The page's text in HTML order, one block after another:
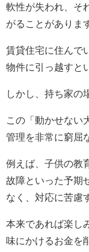
軟性が失われ、そ
がることがありま
賃貸住宅に住んで
物件に引っ越すと
しかし、持ち家の
この「動かせない
管理を非常に窮屈
例えば、子供の教
故障といった予期
なく、対応に苦慮
本来であれば楽し
味にかけるお金を